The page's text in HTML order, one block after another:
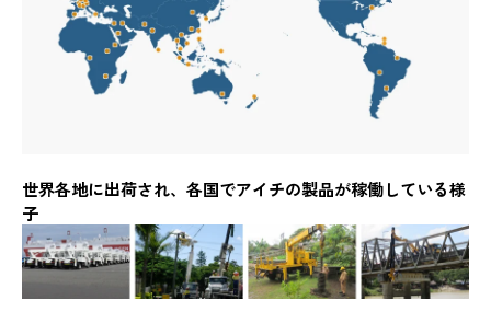
世界各地に出荷され、各国でアイチの製品が稼働している様
子